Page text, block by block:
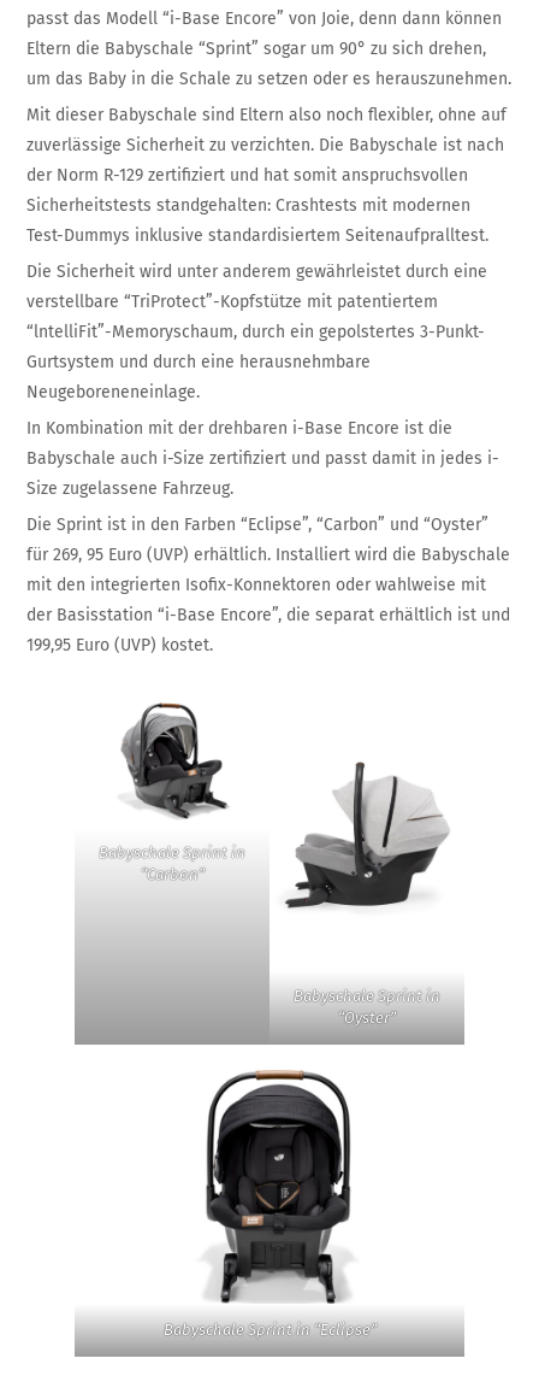
passt das Modell “i-Base Encore” von Joie, denn dann können
Eltern die Babyschale “Sprint” sogar um 90° zu sich drehen,
um das Baby in die Schale zu setzen oder es herauszunehmen.
Mit dieser Babyschale sind Eltern also noch flexibler, ohne auf
zuverlässige Sicherheit zu verzichten. Die Babyschale ist nach
der Norm R-129 zertifiziert und hat somit anspruchsvollen
Sicherheitstests standgehalten: Crashtests mit modernen
Test-Dummys inklusive standardisiertem Seitenaufpralltest.
Die Sicherheit wird unter anderem gewährleistet durch eine
verstellbare “TriProtect”-Kopfstütze mit patentiertem
“lntelliFit”-Memoryschaum, durch ein gepolstertes 3-Punkt-
Gurtsystem und durch eine herausnehmbare
Neugeboreneneinlage.
In Kombination mit der drehbaren i-Base Encore ist die
Babyschale auch i-Size zertifiziert und passt damit in jedes i-
Size zugelassene Fahrzeug.
Die Sprint ist in den Farben “Eclipse”, “Carbon” und “Oyster”
für 269, 95 Euro (UVP) erhältlich. Installiert wird die Babyschale
mit den integrierten Isofix-Konnektoren oder wahlweise mit
der Basisstation “i-Base Encore”, die separat erhältlich ist und
199,95 Euro (UVP) kostet.
Babyschale Sprint in
“Carbon”
Babyschale Sprint in
“Oyster”
Babyschale Sprint in “Eclipse”